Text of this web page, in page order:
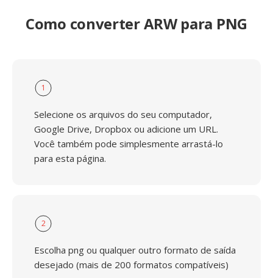
Como converter ARW para PNG
1
Selecione os arquivos do seu computador,
Google Drive, Dropbox ou adicione um URL.
Você também pode simplesmente arrastá-lo
para esta página.
2
Escolha png ou qualquer outro formato de saída
desejado (mais de 200 formatos compatíveis)